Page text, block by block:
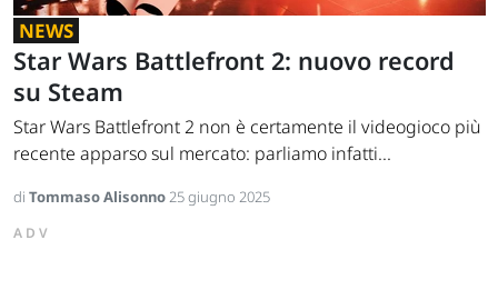
NEWS
Star Wars Battlefront 2: nuovo record
su Steam
Star Wars Battlefront 2 non è certamente il videogioco più
recente apparso sul mercato: parliamo infatti...
di Tommaso Alisonno25 giugno 2025
ADV